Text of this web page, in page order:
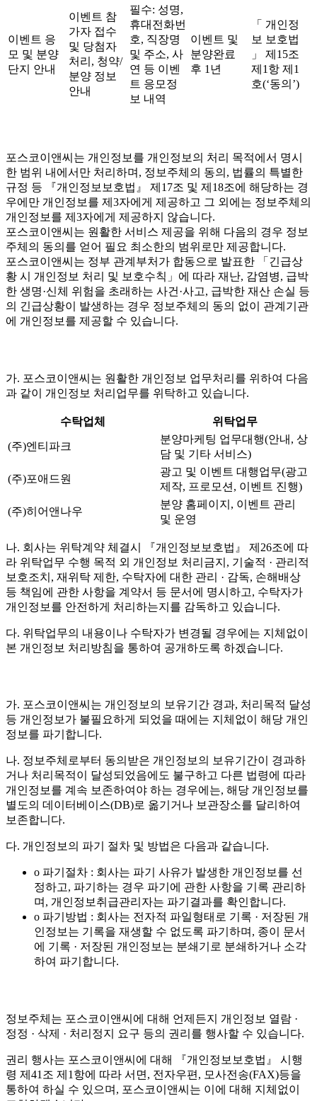
이벤트 응
모 및 분양
단지 안내
이벤트 참
가자 접수
및 당첨자
처리, 청약/
분양 정보
안내
필수: 성명,
휴대전화번
호, 직장명
및 주소, 사
연 등 이벤
트 응모정
보 내역
이벤트 및
분양완료
후 1년
「 개인정
보 보호법
」 제15조
제1항 제1
호(‘동의’)
포스코이앤씨는 개인정보를 개인정보의 처리 목적에서 명시
한 범위 내에서만 처리하며, 정보주체의 동의, 법률의 특별한
규정 등 『개인정보보호법』 제17조 및 제18조에 해당하는 경
우에만 개인정보를 제3자에게 제공하고 그 외에는 정보주체의
개인정보를 제3자에게 제공하지 않습니다.
포스코이앤씨는 원활한 서비스 제공을 위해 다음의 경우 정보
주체의 동의를 얻어 필요 최소한의 범위로만 제공합니다.
포스코이앤씨는 정부 관계부처가 합동으로 발표한 「긴급상
황 시 개인정보 처리 및 보호수칙」에 따라 재난, 감염병, 급박
한 생명·신체 위험을 초래하는 사건·사고, 급박한 재산 손실 등
의 긴급상황이 발생하는 경우 정보주체의 동의 없이 관계기관
에 개인정보를 제공할 수 있습니다.
가. 포스코이앤씨는 원활한 개인정보 업무처리를 위하여 다음
과 같이 개인정보 처리업무를 위탁하고 있습니다.
수탁업체 위탁업무
(주)엔티파크
분양마케팅 업무대행(안내, 상
담 및 기타 서비스)
(주)포애드원
광고 및 이벤트 대행업무(광고
제작, 프로모션, 이벤트 진행)
(주)히어앤나우
분양 홈페이지, 이벤트 관리
및 운영
나. 회사는 위탁계약 체결시 『개인정보보호법』 제26조에 따
라 위탁업무 수행 목적 외 개인정보 처리금지, 기술적 · 관리적
보호조치, 재위탁 제한, 수탁자에 대한 관리 · 감독, 손해배상
등 책임에 관한 사항을 계약서 등 문서에 명시하고, 수탁자가
개인정보를 안전하게 처리하는지를 감독하고 있습니다.
다. 위탁업무의 내용이나 수탁자가 변경될 경우에는 지체없이
본 개인정보 처리방침을 통하여 공개하도록 하겠습니다.
가. 포스코이앤씨는 개인정보의 보유기간 경과, 처리목적 달성
등 개인정보가 불필요하게 되었을 때에는 지체없이 해당 개인
정보를 파기합니다.
나. 정보주체로부터 동의받은 개인정보의 보유기간이 경과하
거나 처리목적이 달성되었음에도 불구하고 다른 법령에 따라
개인정보를 계속 보존하여야 하는 경우에는, 해당 개인정보를
별도의 데이터베이스(DB)로 옮기거나 보관장소를 달리하여
보존합니다.
다. 개인정보의 파기 절차 및 방법은 다음과 같습니다.
o 파기절차 : 회사는 파기 사유가 발생한 개인정보를 선
정하고, 파기하는 경우 파기에 관한 사항을 기록 관리하
며, 개인정보취급관리자는 파기결과를 확인합니다.
o 파기방법 : 회사는 전자적 파일형태로 기록 · 저장된 개
인정보는 기록을 재생할 수 없도록 파기하며, 종이 문서
에 기록 · 저장된 개인정보는 분쇄기로 분쇄하거나 소각
하여 파기합니다.
정보주체는 포스코이앤씨에 대해 언제든지 개인정보 열람 ·
정정 · 삭제 · 처리정지 요구 등의 권리를 행사할 수 있습니다.
권리 행사는 포스코이앤씨에 대해 『개인정보보호법』 시행
령 제41조 제1항에 따라 서면, 전자우편, 모사전송(FAX)등을
통하여 하실 수 있으며, 포스코이앤씨는 이에 대해 지체없이